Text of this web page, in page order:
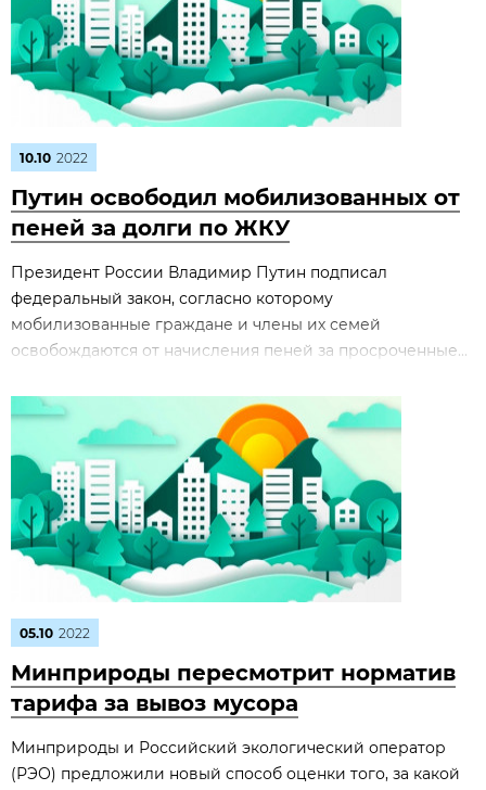
10.10 2022
Путин освободил мобилизованных от
пеней за долги по ЖКУ
Президент России Владимир Путин подписал
федеральный закон, согласно которому
мобилизованные граждане и члены их семей
освобождаются от начисления пеней за просроченные...
05.10 2022
Минприроды пересмотрит норматив
тарифа за вывоз мусора
Минприроды и Российский экологический оператор
(РЭО) предложили новый способ оценки того, за какой